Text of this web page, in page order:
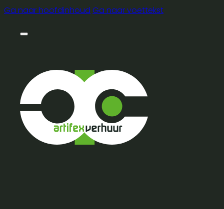
Ga naar hoofdinhoud Ga naar voettekst